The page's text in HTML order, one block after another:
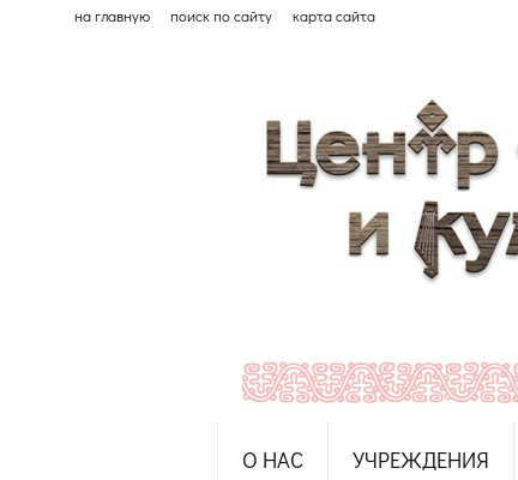
на главную поиск по сайту карта сайта
О НАС УЧРЕЖДЕНИЯ